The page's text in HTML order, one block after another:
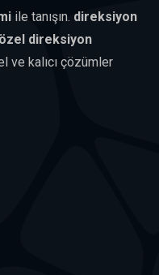
ile tanışın. direksiyon
özel direksiyon
ve kalıcı çözümler